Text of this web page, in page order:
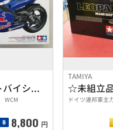
1/12 オートバイシリーズ
WCM
8,800 円
TAMIYA
☆未組立
ドイツ連邦軍主